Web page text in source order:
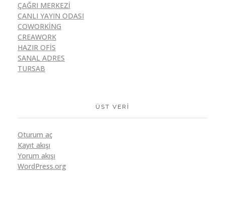
ÇAĞRI MERKEZI
CANLI YAYIN ODASI
COWORKING
CREAWORK
HAZIR OFIS
SANAL ADRES
TURSAB
ÜST VERI
Oturum aç
Kayıt akışı
Yorum akışı
WordPress.org